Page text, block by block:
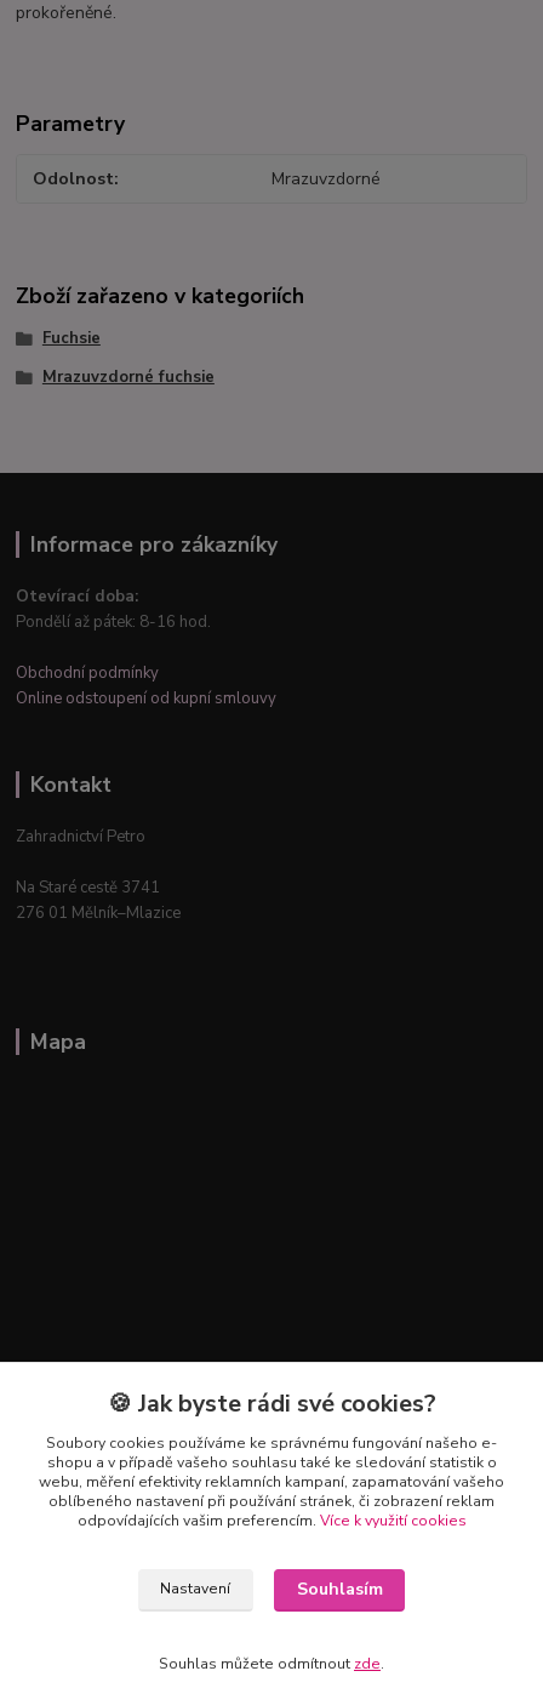
prokořeněné.
Parametry
Odolnost Mrazuvzdorné
Zboží zařazeno v kategoriích
Fuchsie
Mrazuvzdorné fuchsie
Informace pro zákazníky
Otevírací doba:
Pondělí až pátek: 8-16 hod.
Obchodní podmínky
Online odstoupení od kupní smlouvy
Kontakt
Zahradnictví Petro
Na Staré cestě 3741
276 01 Mělník–Mlazice
Mapa
Kontakty
+420 602 223 614
info@zahradnictvipetro.cz
🍪 Jak byste rádi své cookies?
Soubory cookies používáme ke správnému fungování našeho e-
shopu a v případě vašeho souhlasu také ke sledování statistik o
webu, měření efektivity reklamních kampaní, zapamatování vašeho
oblíbeného nastavení při používání stránek, či zobrazení reklam
odpovídajících vašim preferencím. Více k využití cookies
Nastavení Souhlasím
Souhlas můžete odmítnout zde.